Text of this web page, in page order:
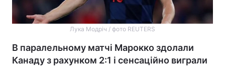
Лука Модріч / фото REUTERS
В паралельному матчі Марокко здолали
Канаду з рахунком 2:1 і сенсаційно виграли